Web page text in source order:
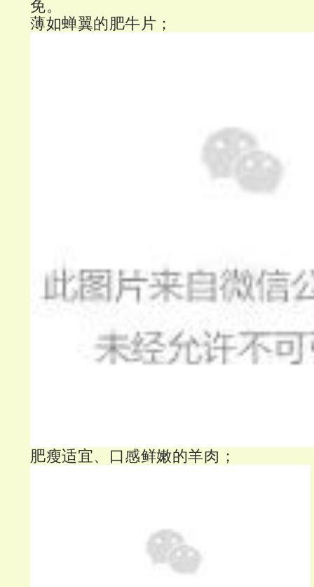
免。
薄如蝉翼的肥牛片；
肥瘦适宜、口感鲜嫩的羊肉；